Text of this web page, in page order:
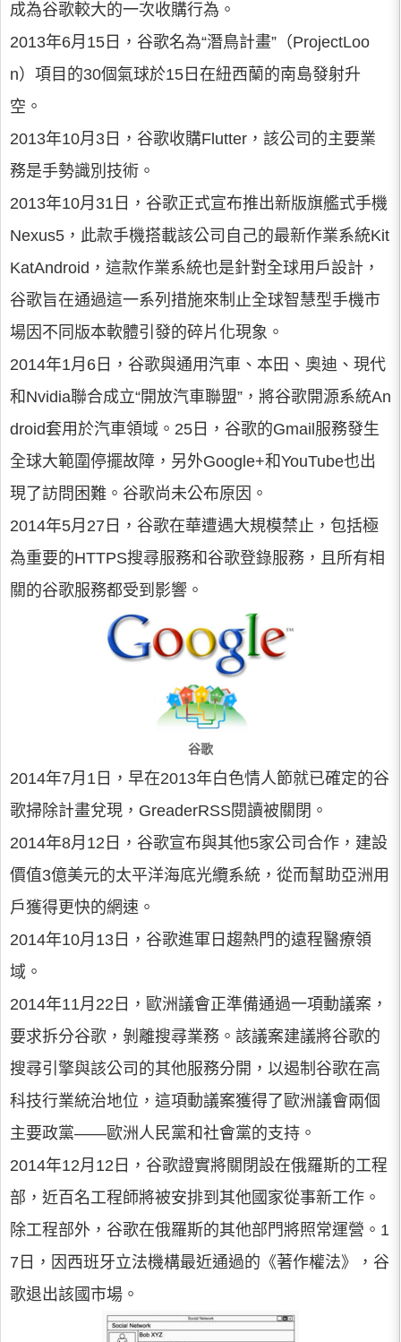
成為谷歌較大的一次收購行為。
2013年6月15日，谷歌名為“潛鳥計畫”（ProjectLoo
n）項目的30個氣球於15日在紐西蘭的南島發射升
空。
2013年10月3日，谷歌收購Flutter，該公司的主要業
務是手勢識別技術。
2013年10月31日，谷歌正式宣布推出新版旗艦式手機
Nexus5，此款手機搭載該公司自己的最新作業系統Kit
KatAndroid，這款作業系統也是針對全球用戶設計，
谷歌旨在通過這一系列措施來制止全球智慧型手機市
場因不同版本軟體引發的碎片化現象。
2014年1月6日，谷歌與通用汽車、本田、奧迪、現代
和Nvidia聯合成立“開放汽車聯盟”，將谷歌開源系統An
droid套用於汽車領域。25日，谷歌的Gmail服務發生
全球大範圍停擺故障，另外Google+和YouTube也出
現了訪問困難。谷歌尚未公布原因。
2014年5月27日，谷歌在華遭遇大規模禁止，包括極
為重要的HTTPS搜尋服務和谷歌登錄服務，且所有相
關的谷歌服務都受到影響。
谷歌
2014年7月1日，早在2013年白色情人節就已確定的谷
歌掃除計畫兌現，GreaderRSS閱讀被關閉。
2014年8月12日，谷歌宣布與其他5家公司合作，建設
價值3億美元的太平洋海底光纜系統，從而幫助亞洲用
戶獲得更快的網速。
2014年10月13日，谷歌進軍日趨熱門的遠程醫療領
域。
2014年11月22日，歐洲議會正準備通過一項動議案，
要求拆分谷歌，剝離搜尋業務。該議案建議將谷歌的
搜尋引擎與該公司的其他服務分開，以遏制谷歌在高
科技行業統治地位，這項動議案獲得了歐洲議會兩個
主要政黨——歐洲人民黨和社會黨的支持。
2014年12月12日，谷歌證實將關閉設在俄羅斯的工程
部，近百名工程師將被安排到其他國家從事新工作。
除工程部外，谷歌在俄羅斯的其他部門將照常運營。1
7日，因西班牙立法機構最近通過的《著作權法》，谷
歌退出該國市場。